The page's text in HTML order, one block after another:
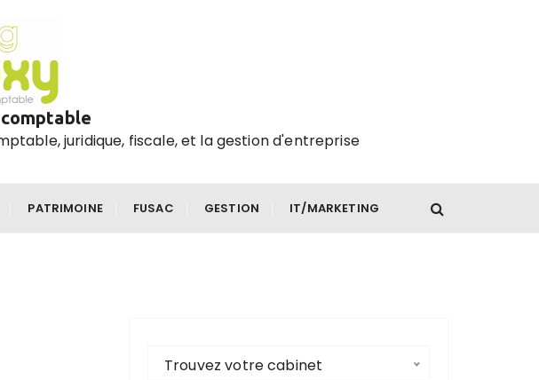
juridique, fiscale, et la gestion d'entreprise
PATRIMOINE FUSAC GESTION IT/MARKETING
Trouvez votre cabinet